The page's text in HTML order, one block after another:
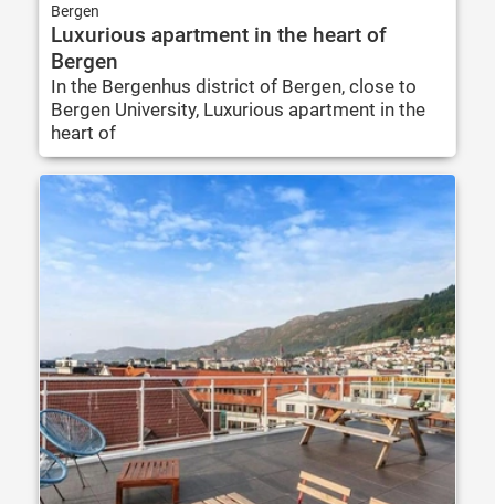
Bergen
Luxurious apartment in the heart of
Bergen
In the Bergenhus district of Bergen, close to
Bergen University, Luxurious apartment in the
heart of